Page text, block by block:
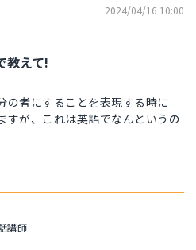
2024/04/16 10:00
教えて!
の者にすることを表現する時に
すが、これは英語でなんというの
講師